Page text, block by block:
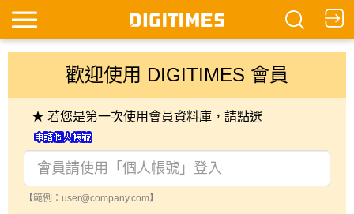
歡迎使用 DIGITIMES 會員
★ 若您是第一次使用會員資料庫，請點選
【範例：user@company.com】